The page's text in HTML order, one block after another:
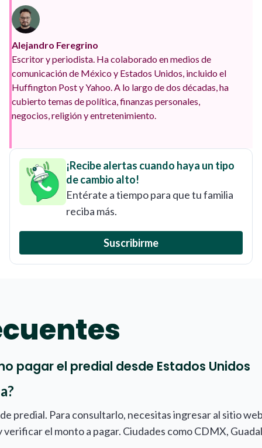
Alejandro Feregrino
Escritor y periodista. Ha colaborado en medios de
comunicación de México y Estados Unidos, incluido el
Huffington Post y Yahoo. A lo largo de dos décadas, ha
cubierto temas de política, finanzas personales,
negocios, religión y entretenimiento.
¡Recibe alertas cuando haya un tipo
de cambio alto!
Entérate a tiempo para que tu familia
reciba más.
Suscribirme
pagar el predial desde Estados Unidos
predial. Para consultarlo, necesitas ingresar al sitio
el monto a pagar. Ciudades como CDMX,